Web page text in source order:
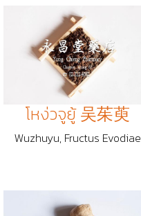
โหง่วจูยู้ 吴茱萸
Wuzhuyu, Fructus Evodiae